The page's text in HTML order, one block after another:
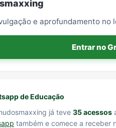
e aprofundamento no
Entrar no
de Educação
já teve 35 acessos
também e comece a receber